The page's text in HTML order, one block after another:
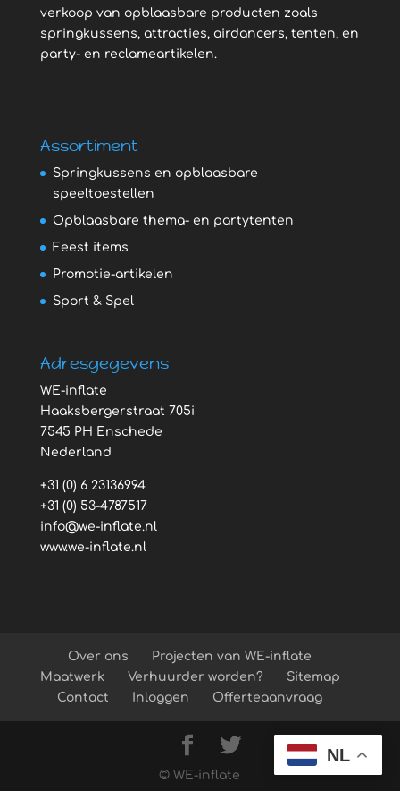
verkoop van opblaasbare producten zoals
springkussens, attracties, airdancers, tenten, en
party- en reclameartikelen.
Assortiment
Springkussens en opblaasbare
speeltoestellen
Opblaasbare thema- en partytenten
Feest items
Promotie-artikelen
Sport & Spel
Adresgegevens
WE-inflate
Haaksbergerstraat 705i
7545 PH Enschede
Nederland
+31 (0) 6 23136994
+31 (0) 53-4787517
info@we-inflate.nl
www.we-inflate.nl
Over ons
Projecten van WE-inflate
Maatwerk
Verhuurder worden?
Sitemap
Contact
Inloggen Offerteaanvraag
© WE-inflate
NL